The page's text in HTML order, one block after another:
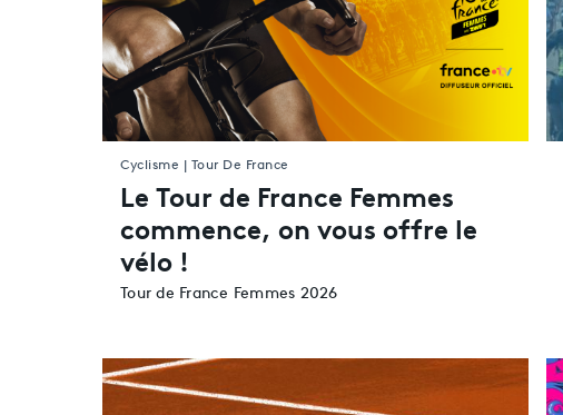
Le Tour de France Femmes
commence, on vous offre le
vélo !
Tour de France Femmes 2026
Cyclisme | Tour De France